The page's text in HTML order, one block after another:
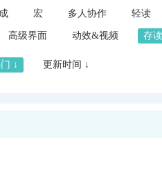
宏 多人协作 轻读
高级界面 动效&视频 存
↓ 更新时间 ↓